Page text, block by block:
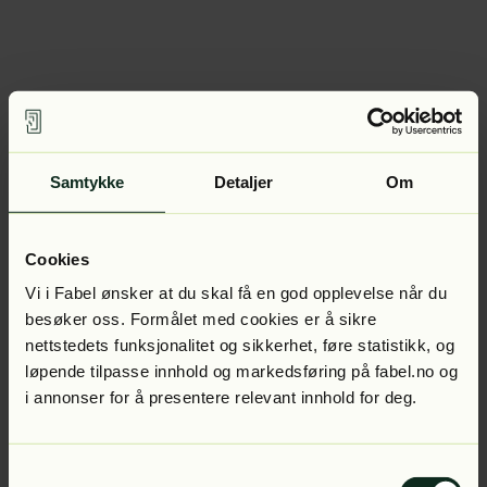
Samtykke Detaljer Om
Cookies
Vi i Fabel ønsker at du skal få en god opplevelse når du
besøker oss. Formålet med cookies er å sikre
nettstedets funksjonalitet og sikkerhet, føre statistikk, og
løpende tilpasse innhold og markedsføring på fabel.no og
i annonser for å presentere relevant innhold for deg.